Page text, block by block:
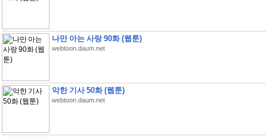
나만 아는 사랑 90화 (웹툰)
webtoon.daum.net
악한 기사 50화 (웹툰)
webtoon.daum.net